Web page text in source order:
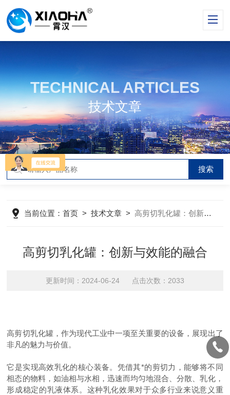
TECHNICAL ARTICLES
技术文章
当前位置：首页 >技术文章 >高剪切乳化罐：创新与效能的融合
高剪切乳化罐：创新与效能的融合
更新时间：2024-06-24 点击次数：2033
高剪切乳化罐，作为现代工业中一项至关重要的设备，展现出了
非凡的魅力与价值。
它是实现高效乳化的核心装备。凭借其*的剪切力，能够将不同
相态的物料，如油相与水相，迅速而均匀地混合、分散、乳化，
形成稳定的乳液体系。这种乳化效果对于众多行业来说意义重